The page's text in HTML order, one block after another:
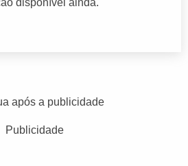
após a publicidade
Publicidade